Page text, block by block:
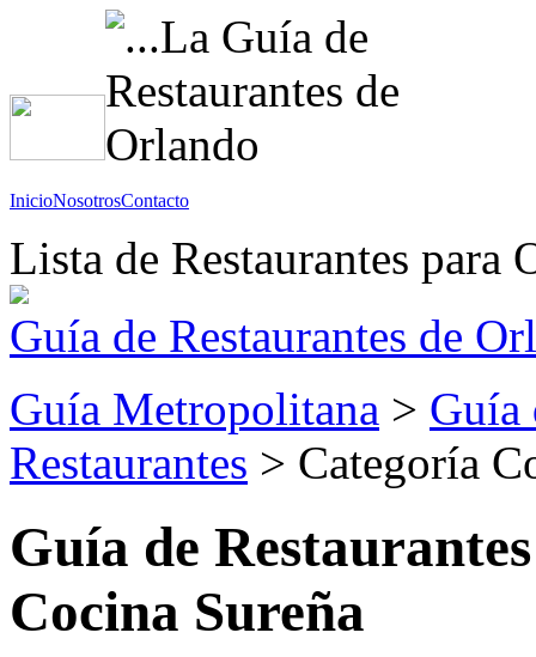
InicioNosotrosContacto
Lista de Restaurantes para
Guía de Restaurantes de
Guía Metropolitana > Guía
Restaurantes > Categoría
Guía de
Cocina Sureña